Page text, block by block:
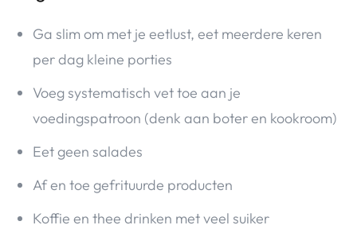
Ga slim om met je eetlust, eet meerdere keren
per dag kleine porties
Voeg systematisch vet toe aan je
voedingspatroon (denk aan boter en kookroom)
Eet geen salades
Af en toe gefrituurde producten
Koffie en thee drinken met veel suiker